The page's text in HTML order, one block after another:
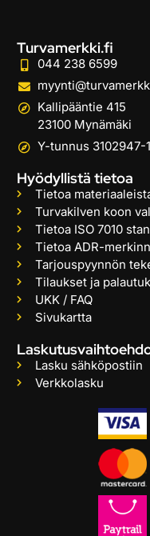
Turvamerkki.fi
044 238 6599
Kallipääntie 415
23100 Mynämäki
Y-tunnus 3102947-1
Hyödyllistä tietoa
Tietoa
Turvakilven koon
Tietoa ISO 7010
Tietoa ADR-
Tarjouspyynnön
Tilaukset ja
UKK / FAQ
Sivukartta
Lasku sähköpostiin
Verkkolasku